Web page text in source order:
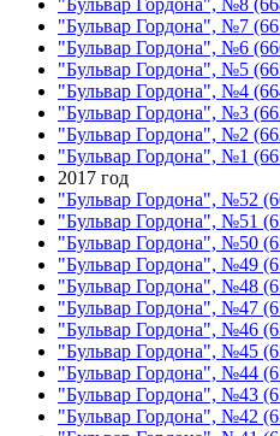
"Бульвар Гордона", №7
"Бульвар Гордона", №6
"Бульвар Гордона", №5
"Бульвар Гордона", №4
"Бульвар Гордона", №3
"Бульвар Гордона", №2
"Бульвар Гордона", №1
2017 год
"Бульвар Гордона", №52
"Бульвар Гордона", №51
"Бульвар Гордона", №50
"Бульвар Гордона", №49
"Бульвар Гордона", №48
"Бульвар Гордона", №47
"Бульвар Гордона", №46
"Бульвар Гордона", №45
"Бульвар Гордона", №44
"Бульвар Гордона", №43
"Бульвар Гордона", №42